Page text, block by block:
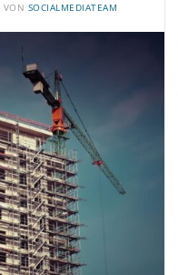
VON SOCIALMEDIATEAM